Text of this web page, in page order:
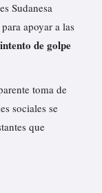
Sudanesa
apoyar a las
de golpe
toma de
sociales se
que